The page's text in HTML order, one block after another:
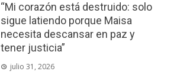
“Mi corazón está destruido: solo
sigue latiendo porque Maisa
necesita descansar en paz y
tener justicia”
julio 31, 2026